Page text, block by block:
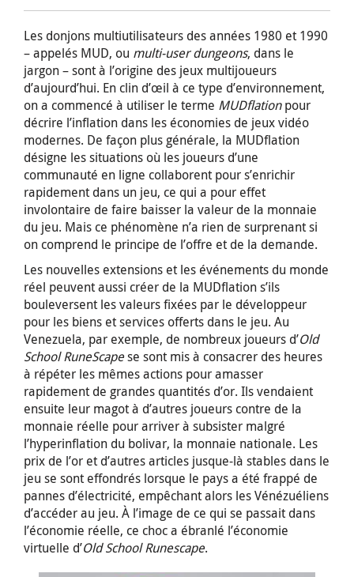
Les donjons multiutilisateurs des années 1980 et 1990
– appelés MUD, ou multi-user dungeons, dans le
jargon – sont à l’origine des jeux multijoueurs
d’aujourd’hui. En clin d’œil à ce type d’environnement,
on a commencé à utiliser le terme MUDflationpour
décrire l’inflation dans les économies de jeux vidéo
modernes. De façon plus générale, la MUDflation
désigne les situations où les joueurs d’une
communauté en ligne collaborent pour s’enrichir
rapidement dans un jeu, ce qui a pour effet
involontaire de faire baisser la valeur de la monnaie
du jeu. Mais ce phénomène n’a rien de surprenant si
on comprend le principe de l’offre et de la demande.
Les nouvelles extensions et les événements du monde
réel peuvent aussi créer de la MUDflation s’ils
bouleversent les valeurs fixées par le développeur
pour les biens et services offerts dans le jeu. Au
Venezuela, par exemple, de nombreux joueurs d’Old
School RuneScapese sont mis à consacrer des heures
à répéter les mêmes actions pour amasser
rapidement de grandes quantités d’or. Ils vendaient
ensuite leur magot à d’autres joueurs contre de la
monnaie réelle pour arriver à subsister malgré
l’hyperinflation du bolivar, la monnaie nationale. Les
prix de l’or et d’autres articles jusque-là stables dans le
jeu se sont effondrés lorsque le pays a été frappé de
pannes d’électricité, empêchant alors les Vénézuéliens
d’accéder au jeu. À l’image de ce qui se passait dans
l’économie réelle, ce choc a ébranlé l’économie
virtuelle d’Old School Runescape.